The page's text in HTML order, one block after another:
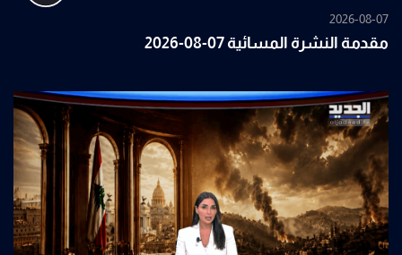
2026-08-07
مقدمة النشرة المسائية 07-08-2026